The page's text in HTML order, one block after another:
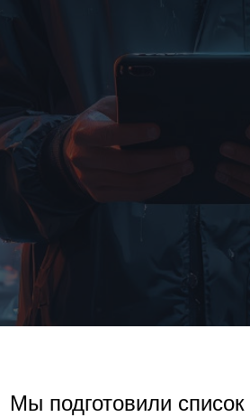
Мы подготовили